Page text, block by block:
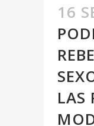
16
LAS